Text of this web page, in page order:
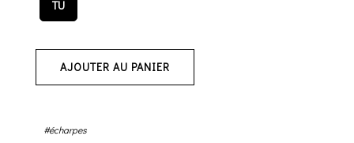
TU
AJOUTER AU PANIER
#écharpes